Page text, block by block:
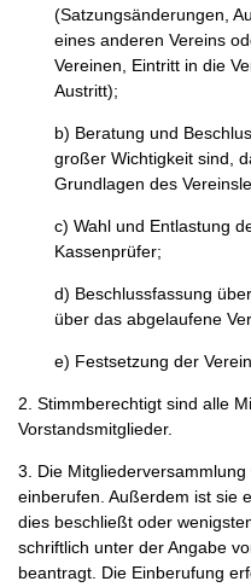
(Satzungsänderungen,
eines anderen Vereins
Vereinen, Eintritt in die
Austritt);
b) Beratung und
großer Wichtigkeit sind,
Grundlagen des
c) Wahl und Entlastung
Kassenprüfer;
d) Beschlussfassung
über das abgelaufene
e) Festsetzung der
2. Stimmberechtigt sind alle
Vorstandsmitglieder.
3. Die
einberufen. Außerdem ist sie
dies beschließt oder
schriftlich unter der Angabe
beantragt. Die Einberufung